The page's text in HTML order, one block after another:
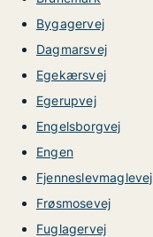
Bygagervej
Dagmarsvej
Egekærsvej
Egerupvej
Engelsborgvej
Engen
Fjenneslevmaglevej
Frøsmosevej
Fuglagervej